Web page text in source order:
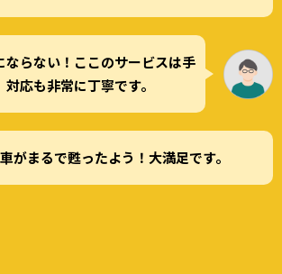
ならない！ここのサービスは手
応も非常に丁寧です。
車がまるで甦ったよう！大満足です。